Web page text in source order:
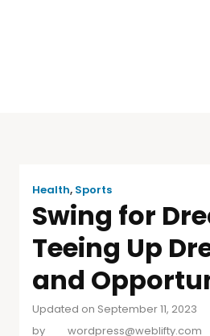
Health, Sports
Swing for
Teeing Up
and
Updated on September 11, 2023
by
wordpress@weblifty.com